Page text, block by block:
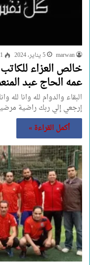
marwan 5 يناير، 2024 1
خالص العزاء
عمه الحاج عبد
البقاء والدوام لله وانا لله
إرجعي إلي ربك راضية
أكمل القراءة »